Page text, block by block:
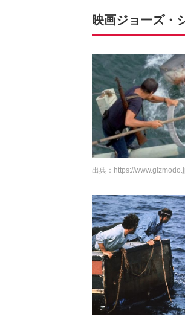
映画ジョーズ・
出典： https://